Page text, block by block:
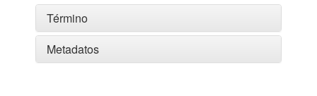
Término
Metadatos